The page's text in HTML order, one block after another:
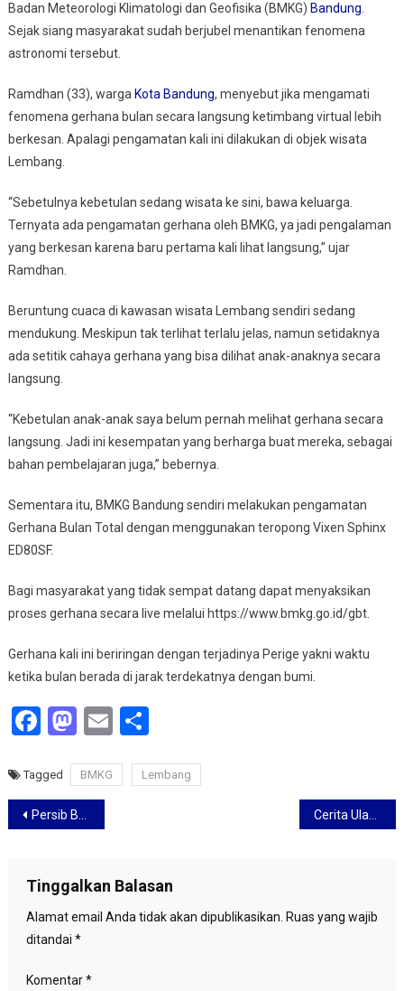
Badan Meteorologi Klimatologi dan Geofisika (BMKG) Bandung
Sejak siang masyarakat sudah berjubel menantikan fenomena
astronomi tersebut.
Ramdhan (33), warga Kota Bandung, menyebut jika mengamati
fenomena gerhana bulan secara langsung ketimbang virtual lebih
berkesan. Apalagi pengamatan kali ini dilakukan di objek wisata
Lembang.
“Sebetulnya kebetulan sedang wisata ke sini, bawa keluarga.
Ternyata ada pengamatan gerhana oleh BMKG, ya jadi pengalaman
yang berkesan karena baru pertama kali lihat langsung,” ujar
Ramdhan.
Beruntung cuaca di kawasan wisata Lembang sendiri sedang
mendukung. Meskipun tak terlihat terlalu jelas, namun setidaknya
ada setitik cahaya gerhana yang bisa dilihat anak-anaknya secara
langsung.
“Kebetulan anak-anak saya belum pernah melihat gerhana secara
langsung. Jadi ini kesempatan yang berharga buat mereka, sebagai
bahan pembelajaran juga,” bebernya.
Sementara itu, BMKG Bandung sendiri melakukan pengamatan
Gerhana Bulan Total dengan menggunakan teropong Vixen Sphinx
ED80SF.
Bagi masyarakat yang tidak sempat datang dapat menyaksikan
proses gerhana secara live melalui https://www.bmkg.go.id/gbt.
Gerhana kali ini beriringan dengan terjadinya Perige yakni waktu
ketika bulan berada di jarak terdekatnya dengan bumi.
Facebook
Mastodon
EmailShare
Tagged BMKG Lembang
Navigasi
Persib Berburu Pemain Asing Baru
Tinggalkan Balasan
Alamat email Anda tidak akan dipublikasikan. Ruas yang wajib
ditandai *
Komentar*